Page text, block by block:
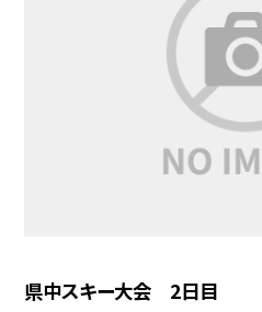
県中スキー大会 2日目